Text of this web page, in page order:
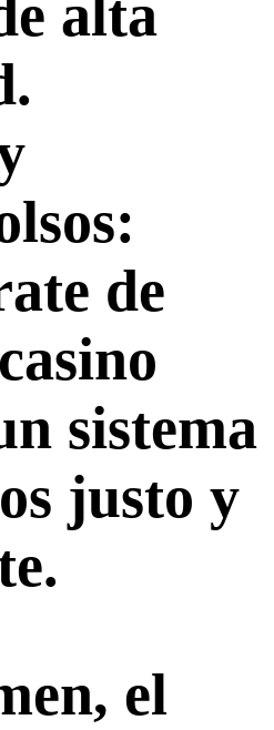
alta
de
sistema
justo y
el